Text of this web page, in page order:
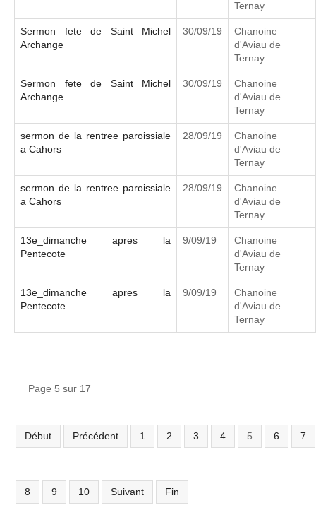
Ternay
Sermon fete de Saint Michel
Archange
30/09/19
Chanoine
d'Aviau de
Ternay
Sermon fete de Saint Michel
Archange
30/09/19
Chanoine
d'Aviau de
Ternay
sermon de la rentree paroissiale
a Cahors
28/09/19
Chanoine
d'Aviau de
Ternay
sermon de la rentree paroissiale
a Cahors
28/09/19
Chanoine
d'Aviau de
Ternay
13e_dimanche apres la
Pentecote
9/09/19
Chanoine
d'Aviau de
Ternay
13e_dimanche apres la
Pentecote
9/09/19
Chanoine
d'Aviau de
Ternay
Page 5 sur 17
Début Précédent 1 2 3 4 5 6 7
8 9 10 Suivant Fin